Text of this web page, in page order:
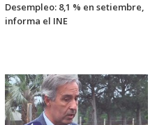
Desempleo: 8,1 % en setiembre,
informa el INE